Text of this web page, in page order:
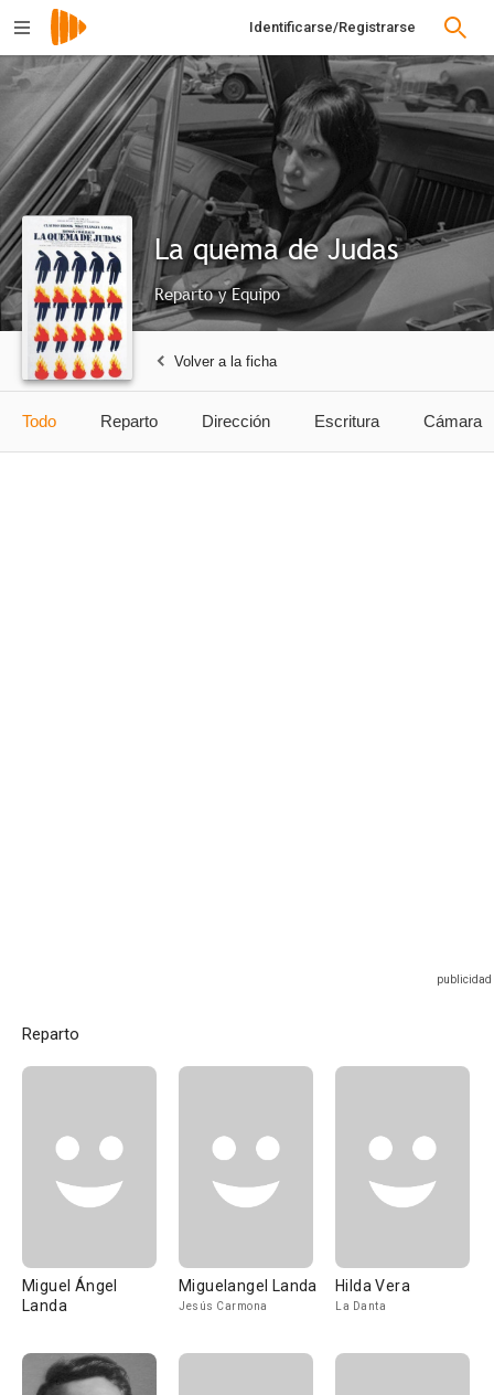
Identificarse/Registrarse
La quema de Judas
Reparto y Equipo
Volver a la ficha
Todo Reparto Dirección Escritura Cámara
Reparto
Miguel Ángel
Landa
Miguelangel Landa
Jesús Carmona
Hilda Vera
La Danta